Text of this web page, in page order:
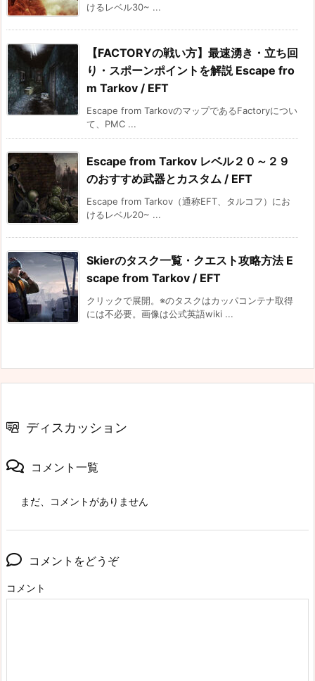
けるレベル30~ ...
【FACTORYの戦い方】最速湧き・立ち回
り・スポーンポイントを解説 Escape fro
m Tarkov / EFT
Escape from TarkovのマップであるFactoryについ
て、PMC ...
Escape from Tarkov レベル２０～２９
のおすすめ武器とカスタム / EFT
Escape from Tarkov（通称EFT、タルコフ）にお
けるレベル20~ ...
Skierのタスク一覧・クエスト攻略方法 E
scape from Tarkov / EFT
クリックで展開。※のタスクはカッパコンテナ取得
には不必要。画像は公式英語wiki ...
ディスカッション
コメント一覧
まだ、コメントがありません
コメントをどうぞ
コメント